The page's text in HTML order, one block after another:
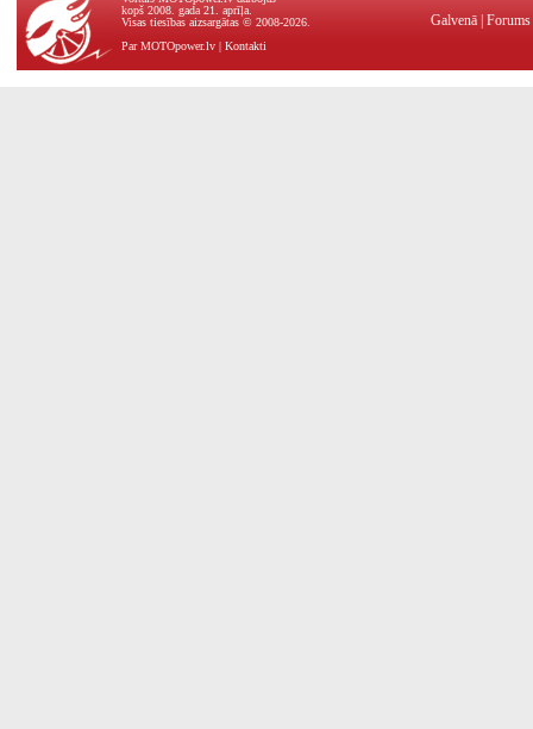
kopš 2008. gada 21. aprīļa.
Visas tiesības aizsargātas © 2008-2026.
Par MOTOpower.lv | Kontakti
Galvenā Forums